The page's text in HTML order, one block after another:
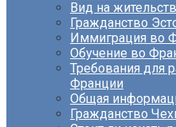
Вид на
Гражданство
Иммиграция во
Обучение во
Требования для
Франции
Общая
Гражданство